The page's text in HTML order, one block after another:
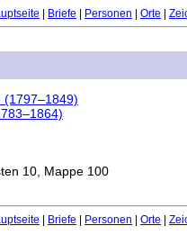
Briefe Personen Orte
(1797–1849)
10, Mappe 100
Briefe Personen Orte